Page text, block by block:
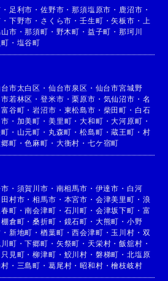
・ 足利市 ・佐野市 ・那須塩原市 ・ 鹿沼市 ・
・ 下野市 ・ さくら市 ・壬生町 ・矢板市 ・
上
市 ・那須町 ・ 野木町 ・ 益子町 ・那珂川
・ 塩谷町
市太白区 ・ 仙台市泉区 ・ 仙台市宮城野
若林区 ・登米市 ・栗原市 ・ 気仙沼市 ・ 名
富谷町 ・岩沼市 ・ 東松島市 ・ 柴田町 ・ 白石
・ 加美町 ・ 美里町 ・大和町 ・大河原町 ・
・ 山元町 ・ 丸森町 ・松島町 ・蔵王町 ・ 村
町 ・色麻町 ・ 大衡村 ・ 七ケ宿町
・ 須賀川市 ・ 南相馬市 ・ 伊達市 ・ 白河
田村市 ・相馬市 ・ 本宮市 ・ 会津美里町 ・ 浪
春町 ・南会津町 ・ 石川町 ・ 会津坂下町 ・ 富
棚倉町 ・桑折町 ・ 鏡石町 ・ 大熊町 ・ 小野
・ 新地町 ・楢葉町 ・西会津町 ・ 玉川村 ・ 双
町 ・下郷町 ・ 矢祭町 ・ 天栄村 ・飯舘村 ・
只見町 ・柳津町 ・ 鮫川村 ・ 磐梯町 ・ 北塩原
・ 三島町 ・ 葛尾村 ・昭和村 ・檜枝岐村